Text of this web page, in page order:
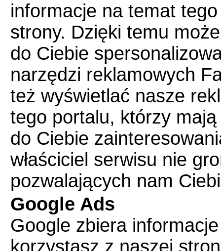
informacje na temat
strony. Dzięki temu
do Ciebie
narzędzi reklamowych
też wyświetlać nasze
tego portalu, którzy
do Ciebie
właściciel serwisu nie
pozwalających nam
Google Ads
Google zbiera
korzystasz z naszej